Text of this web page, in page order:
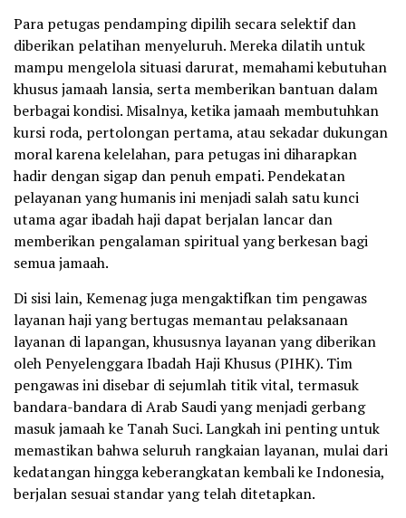
Para petugas pendamping dipilih secara selektif dan
diberikan pelatihan menyeluruh. Mereka dilatih untuk
mampu mengelola situasi darurat, memahami kebutuhan
khusus jamaah lansia, serta memberikan bantuan dalam
berbagai kondisi. Misalnya, ketika jamaah membutuhkan
kursi roda, pertolongan pertama, atau sekadar dukungan
moral karena kelelahan, para petugas ini diharapkan
hadir dengan sigap dan penuh empati. Pendekatan
pelayanan yang humanis ini menjadi salah satu kunci
utama agar ibadah haji dapat berjalan lancar dan
memberikan pengalaman spiritual yang berkesan bagi
semua jamaah.
Di sisi lain, Kemenag juga mengaktifkan tim pengawas
layanan haji yang bertugas memantau pelaksanaan
layanan di lapangan, khususnya layanan yang diberikan
oleh Penyelenggara Ibadah Haji Khusus (PIHK). Tim
pengawas ini disebar di sejumlah titik vital, termasuk
bandara-bandara di Arab Saudi yang menjadi gerbang
masuk jamaah ke Tanah Suci. Langkah ini penting untuk
memastikan bahwa seluruh rangkaian layanan, mulai dari
kedatangan hingga keberangkatan kembali ke Indonesia,
berjalan sesuai standar yang telah ditetapkan.